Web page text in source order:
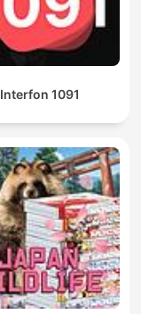
Interfon 1091